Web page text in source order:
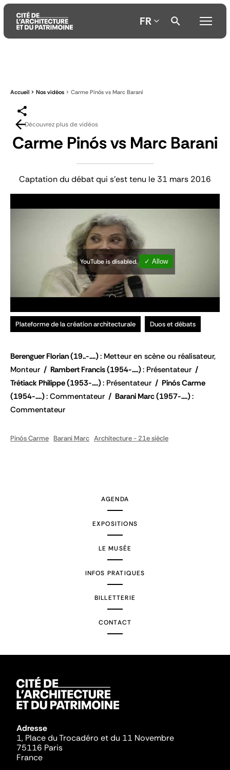
contenu
menu
FR
Accueil Nos vidéos Carme Pinós vs Marc Barani
Découvrez plus de vidéos
Carme Pinós vs Marc Barani
Captation du débat qui s'est tenu le 31 mars 2016
YouTube is disabled. ✓ Allow
Plateforme de la création architecturale Duos et débats
Berenguer Florian(19..-....) Metteur en scène ou réalisateur,
Monteur
Rambert Francis(1954-....) Présentateur
Trétiack Philippe(1953-....) Présentateur
Pinós Carme
(1954-....) Commentateur Barani Marc(1957-....)
Commentateur
Pinós Carme Barani Marc Architecture - 21e siècle
AGENDA
EXPOSITIONS
LE MUSÉE
INFOS PRATIQUES
BILLETTERIE
CONTACT
Adresse
1, Place du Trocadéro et du 11 Novembre
75116 Paris
France